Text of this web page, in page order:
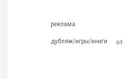
реклама
дубляж/игры/книги от